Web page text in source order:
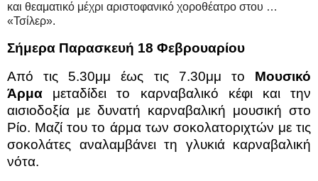
και θεαματικό μέχρι αριστοφανικό χοροθέατρο στου …
«Τσίλερ».
Σήμερα Παρασκευή 18 Φεβρουαρίου
Από τις 5.30μμ έως τις 7.30μμ το Μουσικό
Άρμα μεταδίδει το καρναβαλικό κέφι και την
αισιοδοξία με δυνατή καρναβαλική μουσική στο
Ρίο. Μαζί του το άρμα των σοκολατοριχτών με τις
σοκολάτες αναλαμβάνει τη γλυκιά καρναβαλική
νότα.